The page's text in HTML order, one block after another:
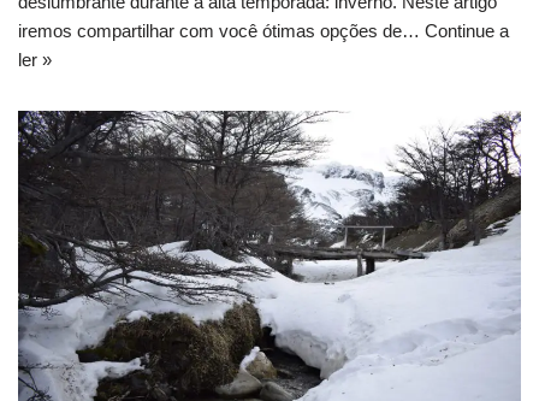
iremos compartilhar com você ótimas opções de… Continue a
ler »